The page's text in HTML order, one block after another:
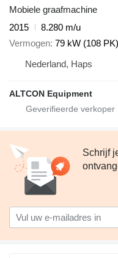
Mobiele graafmachine
2015
8.280 m/u
Vermogen 79 kW (108 PK)
Nederland, Haps
ALTCON Equipment
Schrijf